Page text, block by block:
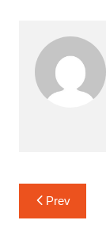
c
e
b
o
itt
er
Post
navigation
Prev